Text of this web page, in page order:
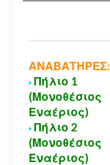
ΑΝΑΒΑΤΗΡΕΣ:
Πήλιο 1
(Μονοθέσιος
Εναέριος)
Πήλιο 2
(Μονοθέσιος
Εναέριος)